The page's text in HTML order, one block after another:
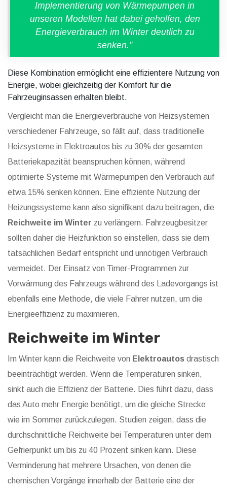
Implementierung von Wärmepumpen in
unseren Modellen hat dabei geholfen, den
Energieverbrauch im Winter deutlich zu
senken."
Diese Kombination ermöglicht eine effizientere Nutzung von
Energie, wobei gleichzeitig der Komfort für die
Fahrzeuginsassen erhalten bleibt.
Vergleicht man die Energieverbräuche von Heizsystemen
verschiedener Fahrzeuge, so fällt auf, dass traditionelle
Heizsysteme in Elektroautos bis zu 30% der gesamten
Batteriekapazität beanspruchen können, während
optimierte Systeme mit Wärmepumpen den Verbrauch auf
etwa 15% senken können. Eine effiziente Nutzung der
Heizungssysteme kann also signifikant dazu beitragen, die
Reichweite im Winter zu verlängern. Fahrzeugbesitzer
sollten daher die Heizfunktion so einstellen, dass sie dem
tatsächlichen Bedarf entspricht und unnötigen Verbrauch
vermeidet. Der Einsatz von Timer-Programmen zur
Vorwärmung des Fahrzeugs während des Ladevorgangs ist
ebenfalls eine Methode, die viele Fahrer nutzen, um die
Energieeffizienz zu maximieren.
Reichweite im Winter
Im Winter kann die Reichweite von Elektroautos drastisch
beeinträchtigt werden. Wenn die Temperaturen sinken,
sinkt auch die Effizienz der Batterie. Dies führt dazu, dass
das Auto mehr Energie benötigt, um die gleiche Strecke
wie im Sommer zurückzulegen. Studien zeigen, dass die
durchschnittliche Reichweite bei Temperaturen unter dem
Gefrierpunkt um bis zu 40 Prozent sinken kann. Diese
Verminderung hat mehrere Ursachen, von denen die
chemischen Vorgänge innerhalb der Batterie eine der